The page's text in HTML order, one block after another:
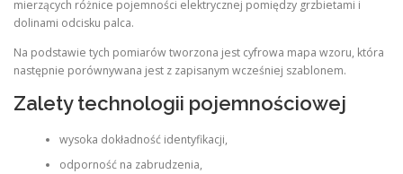
mierzących różnice pojemności elektrycznej pomiędzy grzbietami i
dolinami odcisku palca.
Na podstawie tych pomiarów tworzona jest cyfrowa mapa wzoru, która
następnie porównywana jest z zapisanym wcześniej szablonem.
Zalety technologii pojemnościowej
wysoka dokładność identyfikacji,
odporność na zabrudzenia,